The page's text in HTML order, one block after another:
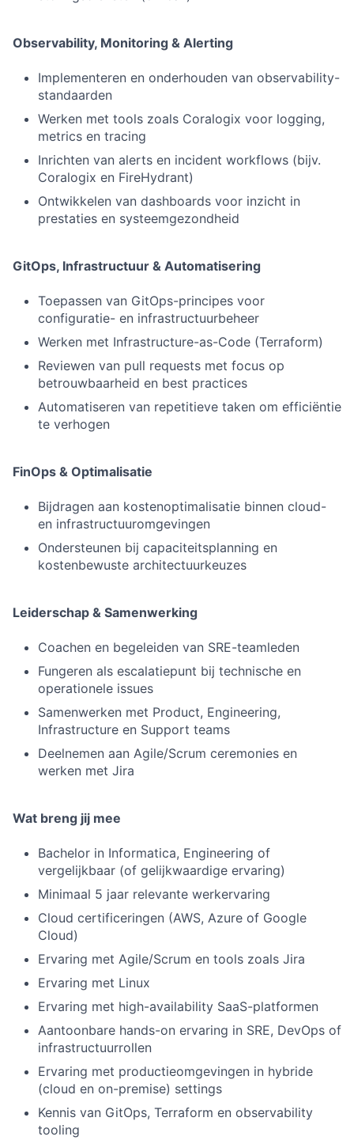
Observability, Monitoring & Alerting
Implementeren en onderhouden van observability-
standaarden
Werken met tools zoals Coralogix voor logging,
metrics en tracing
Inrichten van alerts en incident workflows (bijv.
Coralogix en FireHydrant)
Ontwikkelen van dashboards voor inzicht in
prestaties en systeemgezondheid
GitOps, Infrastructuur & Automatisering
Toepassen van GitOps-principes voor
configuratie- en infrastructuurbeheer
Werken met Infrastructure-as-Code (Terraform)
Reviewen van pull requests met focus op
betrouwbaarheid en best practices
Automatiseren van repetitieve taken om efficiëntie
te verhogen
FinOps & Optimalisatie
Bijdragen aan kostenoptimalisatie binnen cloud-
en infrastructuuromgevingen
Ondersteunen bij capaciteitsplanning en
kostenbewuste architectuurkeuzes
Leiderschap & Samenwerking
Coachen en begeleiden van SRE-teamleden
Fungeren als escalatiepunt bij technische en
operationele issues
Samenwerken met Product, Engineering,
Infrastructure en Support teams
Deelnemen aan Agile/Scrum ceremonies en
werken met Jira
Wat breng jij mee
Bachelor in Informatica, Engineering of
vergelijkbaar (of gelijkwaardige ervaring)
Minimaal 5 jaar relevante werkervaring
Cloud certificeringen (AWS, Azure of Google
Cloud)
Ervaring met Agile/Scrum en tools zoals Jira
Ervaring met Linux
Ervaring met high-availability SaaS-platformen
Aantoonbare hands-on ervaring in SRE, DevOps of
infrastructuurrollen
Ervaring met productieomgevingen in hybride
(cloud en on-premise) settings
Kennis van GitOps, Terraform en observability
tooling